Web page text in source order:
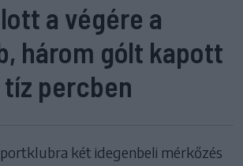
a végére a
három gólt kapott
percben
két idegenbeli mérkőzés